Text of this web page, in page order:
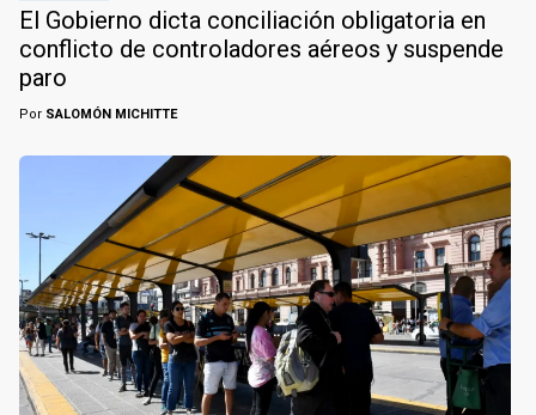
El Gobierno dicta conciliación obligatoria en
conflicto de controladores aéreos y suspende
paro
Por SALOMÓN MICHITTE